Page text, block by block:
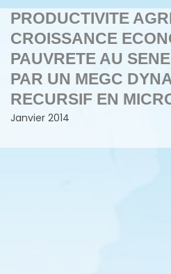
PRODUCTIVITE
CROISSANCE
PAUVRETE AU
PAR UN MEGC
RECURSIF EN
Janvier 2014